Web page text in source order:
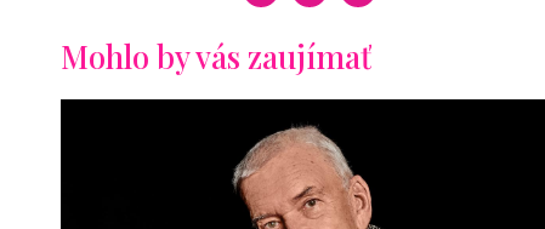
Mohlo by vás zaujímať